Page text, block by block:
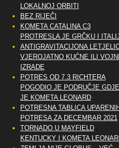
LOKALNOJ ORBITI
BEZ RIJEČI
KOMETA CATALINA C3
PROTRESLA JE GRČKU I
ANTIGRAVITACIJONA
VJEROJATNO KUĆNE ILI
IZRADE
POTRES OD 7.3 RICHTERA
POGODIO JE PODRUČJE GDJE
JE KOMETA LEONARD
POTRESNA TABLICA
POTRESA ZA DECEMBAR 2021
TORNADO U MAYFIELD
KENTUCKY I KOMETA